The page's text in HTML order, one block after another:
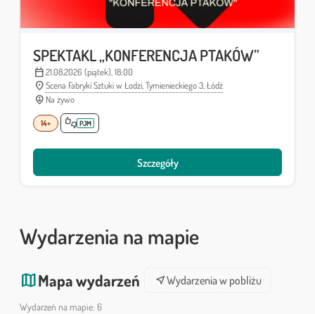
SPEKTAKL „KONFERENCJA PTAKÓW”
calendar_today
Data:21.08.2026 (piątek), 18:00
location_on
Lokalizacja:
Scena Fabryki Sztuki w Łodzi, Tymienieckiego 3, Łódź
person_pin_circle
Sposób realizacji:
Na żywo
14+ thumbs_up_down PJM
Szczegóły
Wydarzenia na mapie
mapMapa wydarzeń near_meWydarzenia w pobliżu
Wydarzeń na mapie: 6